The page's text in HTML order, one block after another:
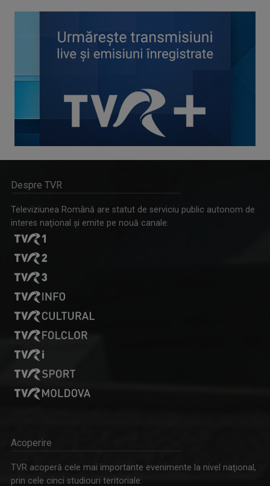
Despre TVR
Televiziunea Română are statut de serviciu public autonom de
interes naţional şi emite pe nouă canale:
Acoperire
TVR acoperă cele mai importante evenimente la nivel naţional,
prin cele cinci studiouri teritoriale: